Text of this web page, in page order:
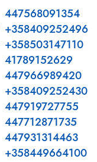
447568091354
+358409252496
+358503147110
41789152629
447966989420
+358409252430
447919727755
447712871735
447931314463
+358449664100